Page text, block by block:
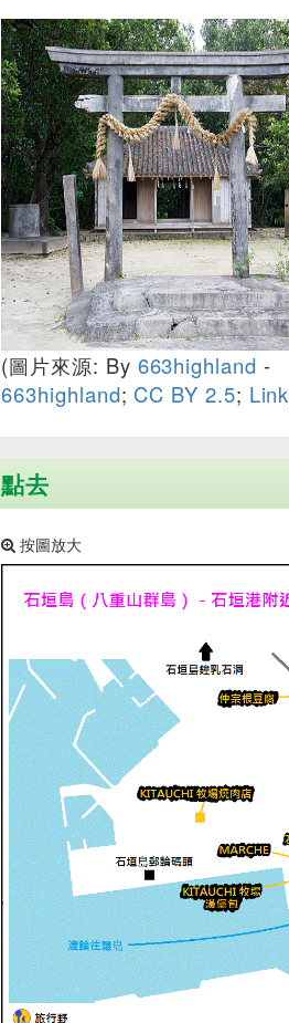
(圖片來源: By 663highland -
663highland; CC BY 2.5; Link
點去
按圖放大